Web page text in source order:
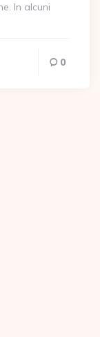
In alcuni
0